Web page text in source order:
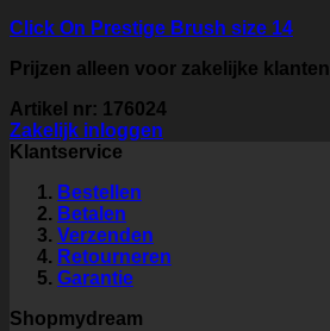
Click On Prestige Brush size 14
Prijzen alleen voor zakelijke klanten
Artikel nr: 176024
Zakelijk inloggen
Klantservice
Bestellen
Betalen
Verzenden
Retourneren
Garantie
Shopmydream